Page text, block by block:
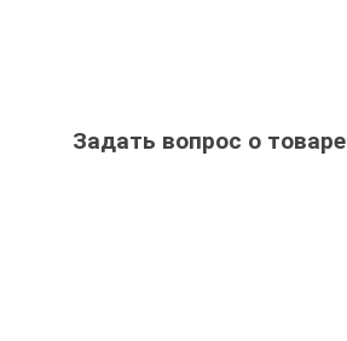
Задать вопрос о товаре